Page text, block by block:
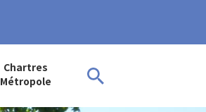
Chartres
Métropole